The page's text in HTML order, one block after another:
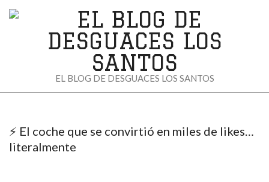
DE
DESGUACES
EL BLOG DE DESGUACES LOS SANTOS
⚡ El coche que se convirtió en miles de likes…
literalmente